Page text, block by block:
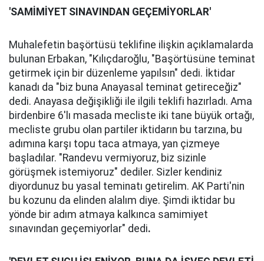
'SAMİMİYET SINAVINDAN GEÇEMİYORLAR'
Muhalefetin başörtüsü teklifine ilişkin açıklamalarda
bulunan Erbakan, "Kılıçdaroğlu, "Başörtüsüne teminat
getirmek için bir düzenleme yapılsın" dedi. İktidar
kanadı da "biz buna Anayasal teminat getireceğiz"
dedi. Anayasa değişikliği ile ilgili teklifi hazırladı. Ama
birdenbire 6'lı masada mecliste iki tane büyük ortağı,
mecliste grubu olan partiler iktidarın bu tarzına, bu
adımına karşı topu taca atmaya, yan çizmeye
başladılar. "Randevu vermiyoruz, biz sizinle
görüşmek istemiyoruz" dediler. Sizler kendiniz
diyordunuz bu yasal teminatı getirelim. AK Parti'nin
bu kozunu da elinden alalım diye. Şimdi iktidar bu
yönde bir adım atmaya kalkınca samimiyet
sınavından geçemiyorlar" dedi.